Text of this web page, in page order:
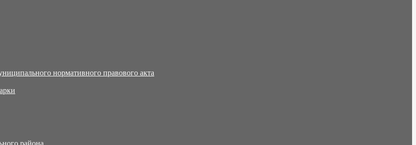
нормативного правового акта
района